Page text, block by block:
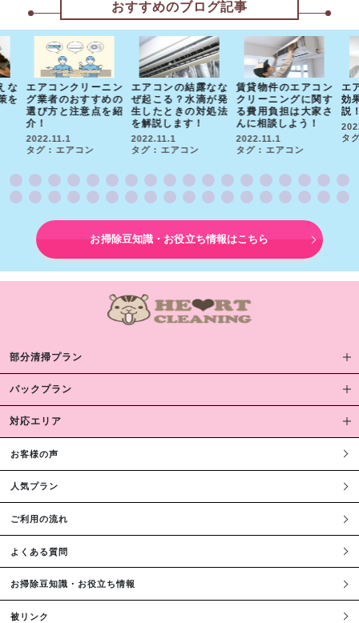
おすすめのブログ記事
な
を
エアコンクリーニン
グ業者のおすすめの
選び方と注意点を紹
介！
2022.11.1
タグ : エアコン
エアコンの結露なな
ぜ起こる？水滴が発
生したときの対処法
を解説します！
2022.11.1
タグ : エアコン
賃貸物件のエアコン
クリーニングに関す
る費用負担は大家さ
んに相談しよう！
2022.11.1
タグ : エアコン
エ
効
説
タ
お掃除豆知識・お役立ち情報はこちら
部分清掃プラン
パックプラン
対応エリア
お客様の声
人気プラン
ご利用の流れ
よくある質問
お掃除豆知識・お役立ち情報
被リンク